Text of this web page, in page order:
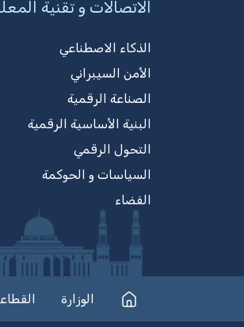
الاتصالات و تقنية
الذكاء الاصطناعي
الأمن السيبراني
الصناعة الرقمية
البنية الأساسية الرقمية
التحول الرقمي
السياسات و الحوكمة
الفضاء
الوزارة